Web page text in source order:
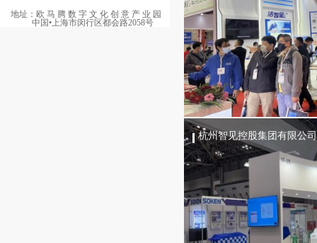
地址： 欧马腾数字文化创意产业园
中国•上海市闵行区都会路2058号
杭州智见控股集团有限公司